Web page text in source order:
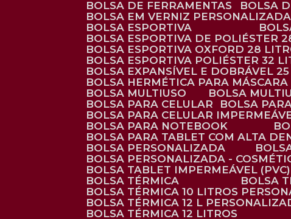
BOLSA DE FERRAMENTAS
BOLSA
BOLSA EM VERNIZ PERSONALIZADA
BOLSA ESPORTIVA
BOLSA ESPORTIVA DE POLIÉSTER
BOLSA ESPORTIVA OXFORD 28
BOLSA ESPORTIVA POLIÉSTER 32
BOLSA EXPANSÍVEL E DOBRÁVEL
BOLSA HERMÉTICA PARA
BOLSA MULTIUSO
BOLSA
BOLSA PARA CELULAR
BOLSA
BOLSA PARA CELULAR
BOLSA PARA NOTEBOOK
BOLSA PARA TABLET COM ALTA
BOLSA PERSONALIZADA
BOLSA PERSONALIZADA -
BOLSA TABLET IMPERMEÁVEL (PVC)
BOLSA TÉRMICA
BOLSA
BOLSA TÉRMICA 10 LITROS
BOLSA TÉRMICA 12 L
BOLSA TÉRMICA 12 LITROS